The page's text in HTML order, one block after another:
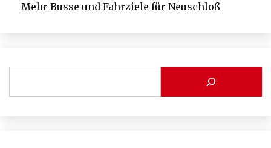
Mehr Busse und Fahrziele für Neuschloß